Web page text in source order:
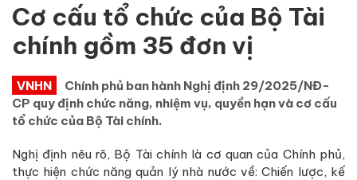
Cơ cấu tổ chức của Bộ Tài
chính gồm 35 đơn vị
VNHN
Chính phủ ban hành Nghị định 29/2025/NĐ-
CP quy định chức năng, nhiệm vụ, quyền hạn và cơ cấu
tổ chức của Bộ Tài chính.
Nghị định nêu rõ, Bộ Tài chính là cơ quan của Chính phủ,
thực hiện chức năng quản lý nhà nước về: Chiến lược, kế